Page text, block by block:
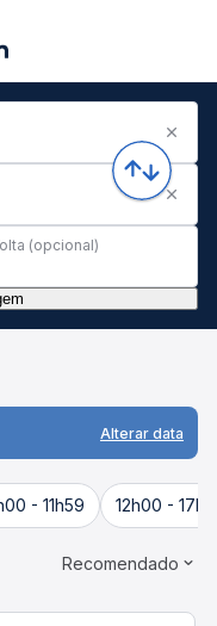
(opcional)
Alterar data
- 11h59 12h00 -
Recomendado